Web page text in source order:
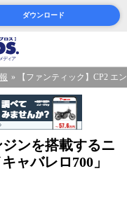
ダウンロード
【ファンティック】CP2 エ
ジンを搭載するニ
ャバレロ700」